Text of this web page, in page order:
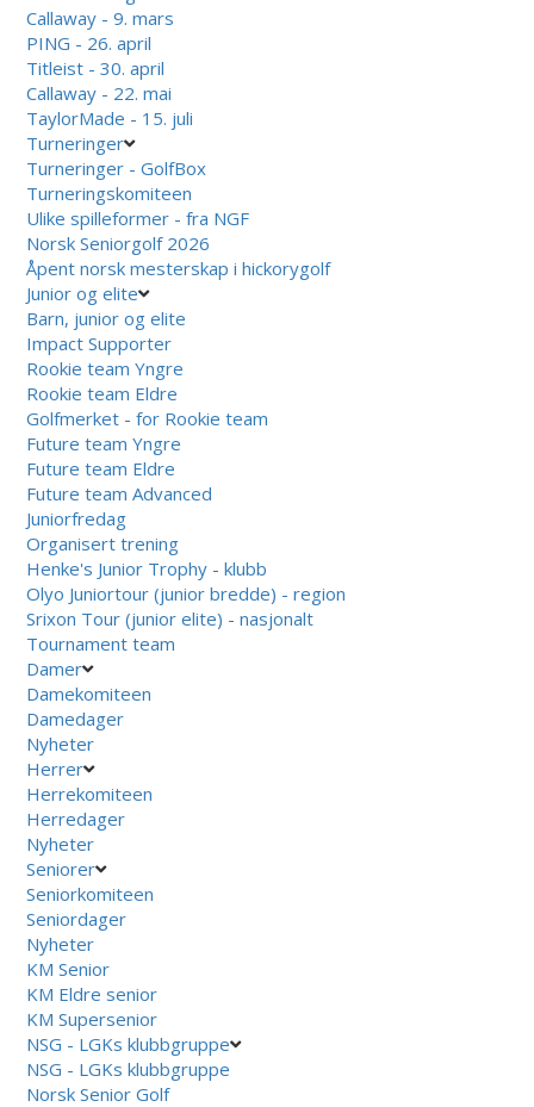
Callaway - 9. mars
PING - 26. april
Titleist - 30. april
Callaway - 22. mai
TaylorMade - 15. juli
Turneringer
Turneringer - GolfBox
Turneringskomiteen
Ulike spilleformer - fra NGF
Norsk Seniorgolf 2026
Åpent norsk mesterskap i hickorygolf
Junior og elite
Barn, junior og elite
Impact Supporter
Rookie team Yngre
Rookie team Eldre
Golfmerket - for Rookie team
Future team Yngre
Future team Eldre
Future team Advanced
Juniorfredag
Organisert trening
Henke's Junior Trophy - klubb
Olyo Juniortour (junior bredde) - region
Srixon Tour (junior elite) - nasjonalt
Tournament team
Damer
Damekomiteen
Damedager
Nyheter
Herrer
Herrekomiteen
Herredager
Nyheter
Seniorer
Seniorkomiteen
Seniordager
Nyheter
KM Senior
KM Eldre senior
KM Supersenior
NSG - LGKs klubbgruppe
NSG - LGKs klubbgruppe
Norsk Senior Golf